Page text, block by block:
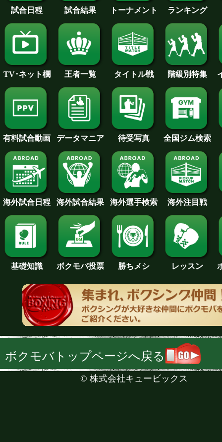
試合日程 試合結果 トーナメント ランキング
TV･ネット欄 王者一覧 タイトル戦 階級別特集
有料試合動画 データマニア 待受写真 全国ジム検索
海外試合日程 海外試合結果 海外選手検索 海外注目戦
基礎知識 ボクモバ投票 勝ちメシ レッスン
ボクモバトップページへ戻る
© 株式会社キュービックス